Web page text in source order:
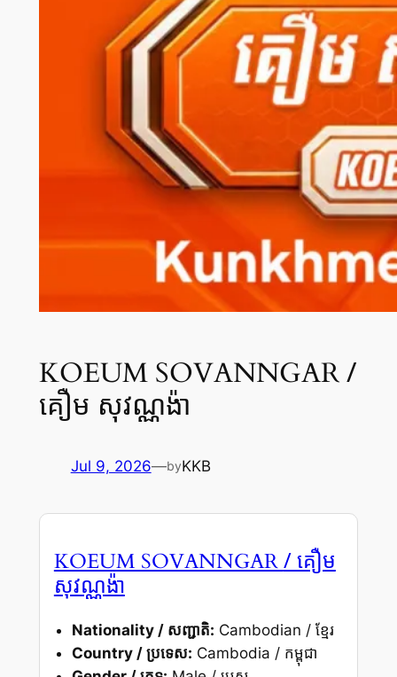
KOEUM SOVANNGAR/
គឿម សុវណ្ណង៉ា
Jul 9, 2026—byKKB
KOEUM SOVANNGAR/ គឿម
សុវណ្ណង៉ា
Nationality / សញ្ជាតិ: Cambodian / ខ្មែរ
Country / ប្រទេស: Cambodia / កម្ពុជា